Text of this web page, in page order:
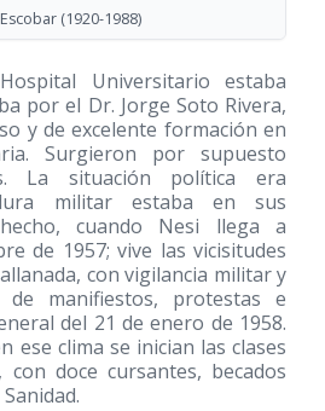
(1920-1988)
Universitario estaba
por el Dr. Jorge Soto Rivera,
y de excelente formación en
Surgieron por supuesto
La situación política era
militar estaba en sus
cuando Nesi llega a
de 1957; vive las vicisitudes
con vigilancia militar y
manifiestos, protestas e
del 21 de enero de 1958.
ese clima se inician las clases
doce cursantes, becados